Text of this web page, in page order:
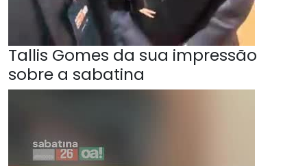
Tallis Gomes da sua impressão
sobre a sabatina